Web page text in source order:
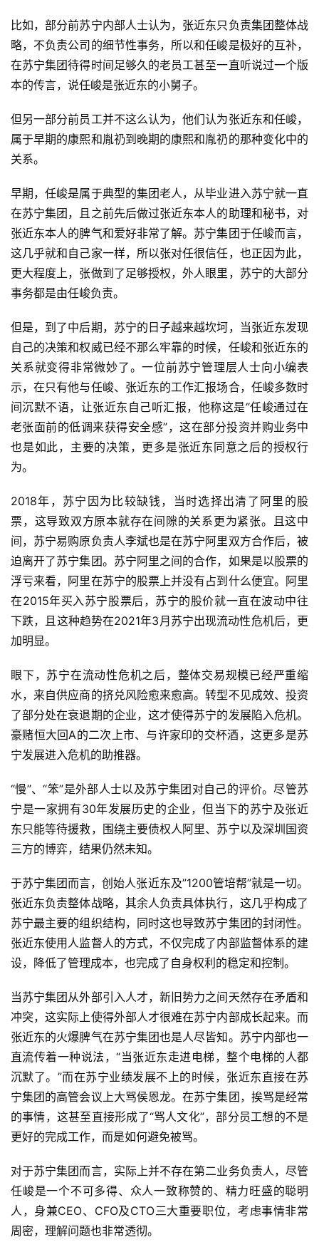
比如，部分前苏宁内部人士认为，张近东只负责集团整体战
略，不负责公司的细节性事务，所以和任峻是极好的互补，
在苏宁集团待得时间足够久的老员工甚至一直听说过一个版
本的传言，说任峻是张近东的小舅子。
但另一部分前员工并不这么认为，他们认为张近东和任峻，
属于早期的康熙和胤礽到晚期的康熙和胤礽的那种变化中的
关系。
早期，任峻是属于典型的集团老人，从毕业进入苏宁就一直
在苏宁集团，且之前先后做过张近东本人的助理和秘书，对
张近东本人的脾气和爱好非常了解。苏宁集团于任峻而言，
这几乎就和自己家一样，所以张对任很信任，也正因为此，
更大程度上，张做到了足够授权，外人眼里，苏宁的大部分
事务都是由任峻负责。
但是，到了中后期，苏宁的日子越来越坎坷，当张近东发现
自己的决策和权威已经不那么牢靠的时候，任峻和张近东的
关系就变得非常微妙了。一位前苏宁管理层人士向小编表
示，在只有他与任峻、张近东的工作汇报场合，任峻多数时
间沉默不语，让张近东自己听汇报，他称这是“任峻通过在
老张面前的低调来获得安全感”，这在部分投资并购业务中
也是如此，主要的决策，更多是张近东同意之后的授权行
为。
2018年，苏宁因为比较缺钱，当时选择出清了阿里的股
票，这导致双方原本就存在间隙的关系更为紧张。且这中
间，苏宁易购原负责人李斌也是在苏宁阿里双方合作后，被
迫离开了苏宁集团。苏宁阿里之间的合作，如果是以股票的
浮亏来看，阿里在苏宁的股票上并没有占到什么便宜。阿里
在2015年买入苏宁股票后，苏宁的股价就一直在波动中往
下跌，且这种趋势在2021年3月苏宁出现流动性危机后，更
加明显。
眼下，苏宁在流动性危机之后，整体交易规模已经严重缩
水，来自供应商的挤兑风险愈来愈高。转型不见成效、投资
了部分处在衰退期的企业，这才使得苏宁的发展陷入危机。
豪赌恒大回A的二次上市、与许家印的交杯酒，这更多是苏
宁发展进入危机的助推器。
“慢”、“笨”是外部人士以及苏宁集团对自己的评价。尽管苏
宁是一家拥有30年发展历史的企业，但当下的苏宁及张近
东只能等待援救，围绕主要债权人阿里、苏宁以及深圳国资
三方的博弈，结果仍然未知。
于苏宁集团而言，创始人张近东及”1200管培帮”就是一切。
张近东负责整体战略，其余人负责具体执行，这几乎构成了
苏宁最主要的组织结构，同时这也导致苏宁集团的封闭性。
张近东使用人监督人的方式，不仅完成了内部监督体系的建
设，降低了管理成本，也完成了自身权利的稳定和控制。
当苏宁集团从外部引入人才，新旧势力之间天然存在矛盾和
冲突，这实际上使得外部人才很难在苏宁内部成长起来。而
张近东的火爆脾气在苏宁集团也是人尽皆知。苏宁内部也一
直流传着一种说法，“当张近东走进电梯，整个电梯的人都
沉默了。”而在苏宁业绩发展不上的时候，张近东直接在苏
宁集团的高管会议上大骂侯恩龙。在苏宁集团，挨骂是经常
的事情，这甚至直接形成了“骂人文化”，部分员工想的不是
更好的完成工作，而是如何避免被骂。
对于苏宁集团而言，实际上并不存在第二业务负责人，尽管
任峻是一个不可多得、众人一致称赞的、精力旺盛的聪明
人，身兼CEO、CFO及CTO三大重要职位，考虑事情非常
周密，理解问题也非常透彻。